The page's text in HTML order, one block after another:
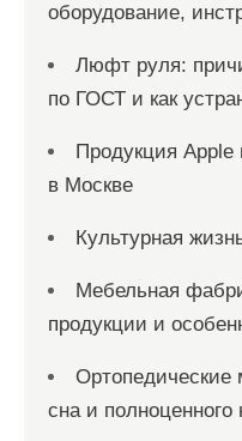
оборудование,
Люфт руля:
по ГОСТ и как
Продукция Apple
в Москве
Культурная
Мебельная
продукции и
Ортопедические
сна и полноценного